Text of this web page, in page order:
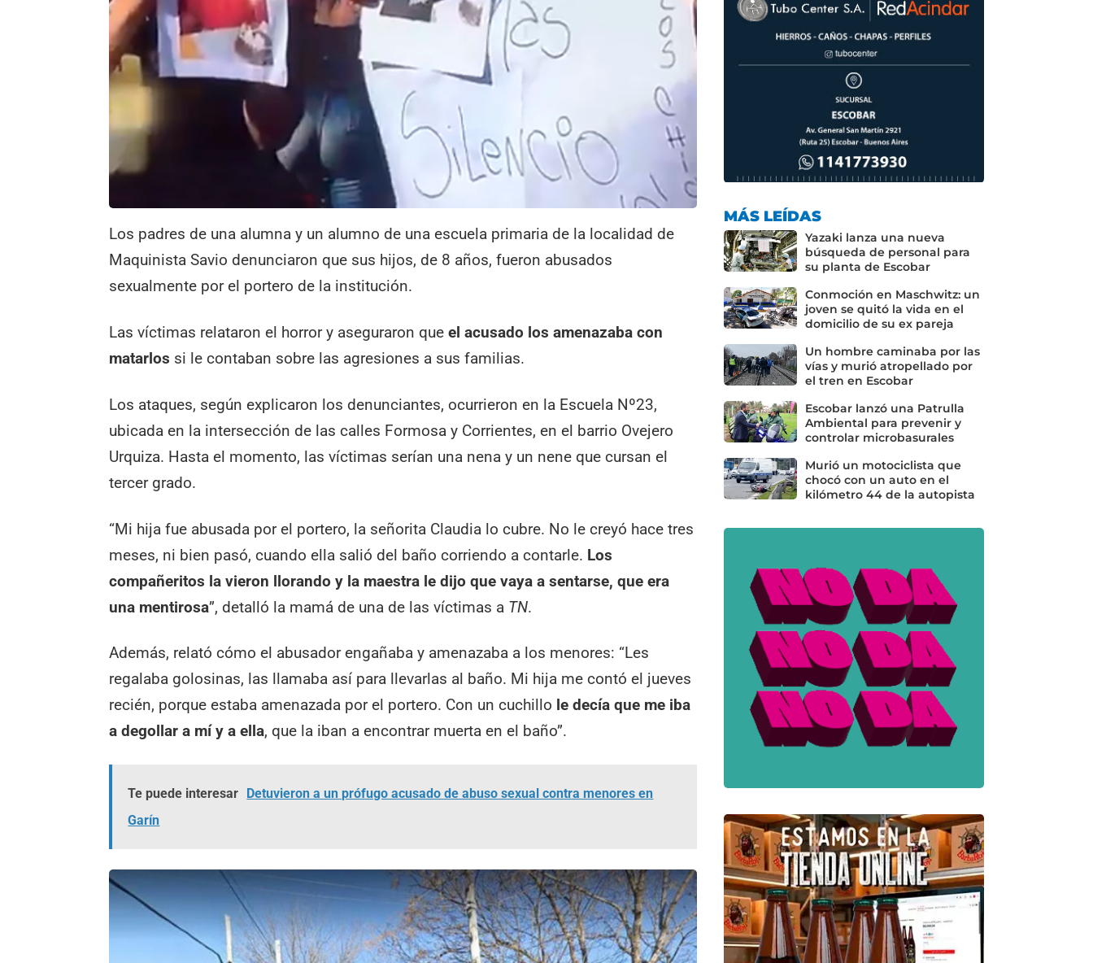
Los padres de una alumna y un alumno de una escuela primaria de la localidad de
Maquinista Savio denunciaron que sus hijos, de 8 años, fueron abusados
sexualmente por el portero de la institución.
Las víctimas relataron el horror y aseguraron queel acusado los amenazaba con
matarlos si le contaban sobre las agresiones a sus familias.
Los ataques, según explicaron los denunciantes, ocurrieron en la Escuela Nº23,
ubicada en la intersección de las calles Formosa y Corrientes, en el barrio Ovejero
Urquiza. Hasta el momento, las víctimas serían una nena y un nene que cursan el
tercer grado.
“Mi hija fue abusada por el portero, la señorita Claudia lo cubre. No le creyó hace tres
meses, ni bien pasó, cuando ella salió del baño corriendo a contarle. Los
compañeritos la vieron llorando y la maestra le dijo que vaya a sentarse, que era
una mentirosa”, detalló la mamá de una de las víctimas a TN.
Además, relató cómo el abusador engañaba y amenazaba a los menores: “Les
regalaba golosinas, las llamaba así para llevarlas al baño. Mi hija me contó el jueves
recién, porque estaba amenazada por el portero. Con un cuchillo le decía que me iba
a degollar a mí y a ella, que la iban a encontrar muerta en el baño”.
Te puede interesar Detuvieron a un prófugo acusado de abuso sexual contra menores en
Garín
MÁS LEÍDAS
Yazaki lanza una nueva
búsqueda de personal para
su planta de Escobar
Conmoción en Maschwitz: un
joven se quitó la vida en el
domicilio de su ex pareja
Un hombre caminaba por las
vías y murió atropellado por
el tren en Escobar
Escobar lanzó una Patrulla
Ambiental para prevenir y
controlar microbasurales
Murió un motociclista que
chocó con un auto en el
kilómetro 44 de la autopista